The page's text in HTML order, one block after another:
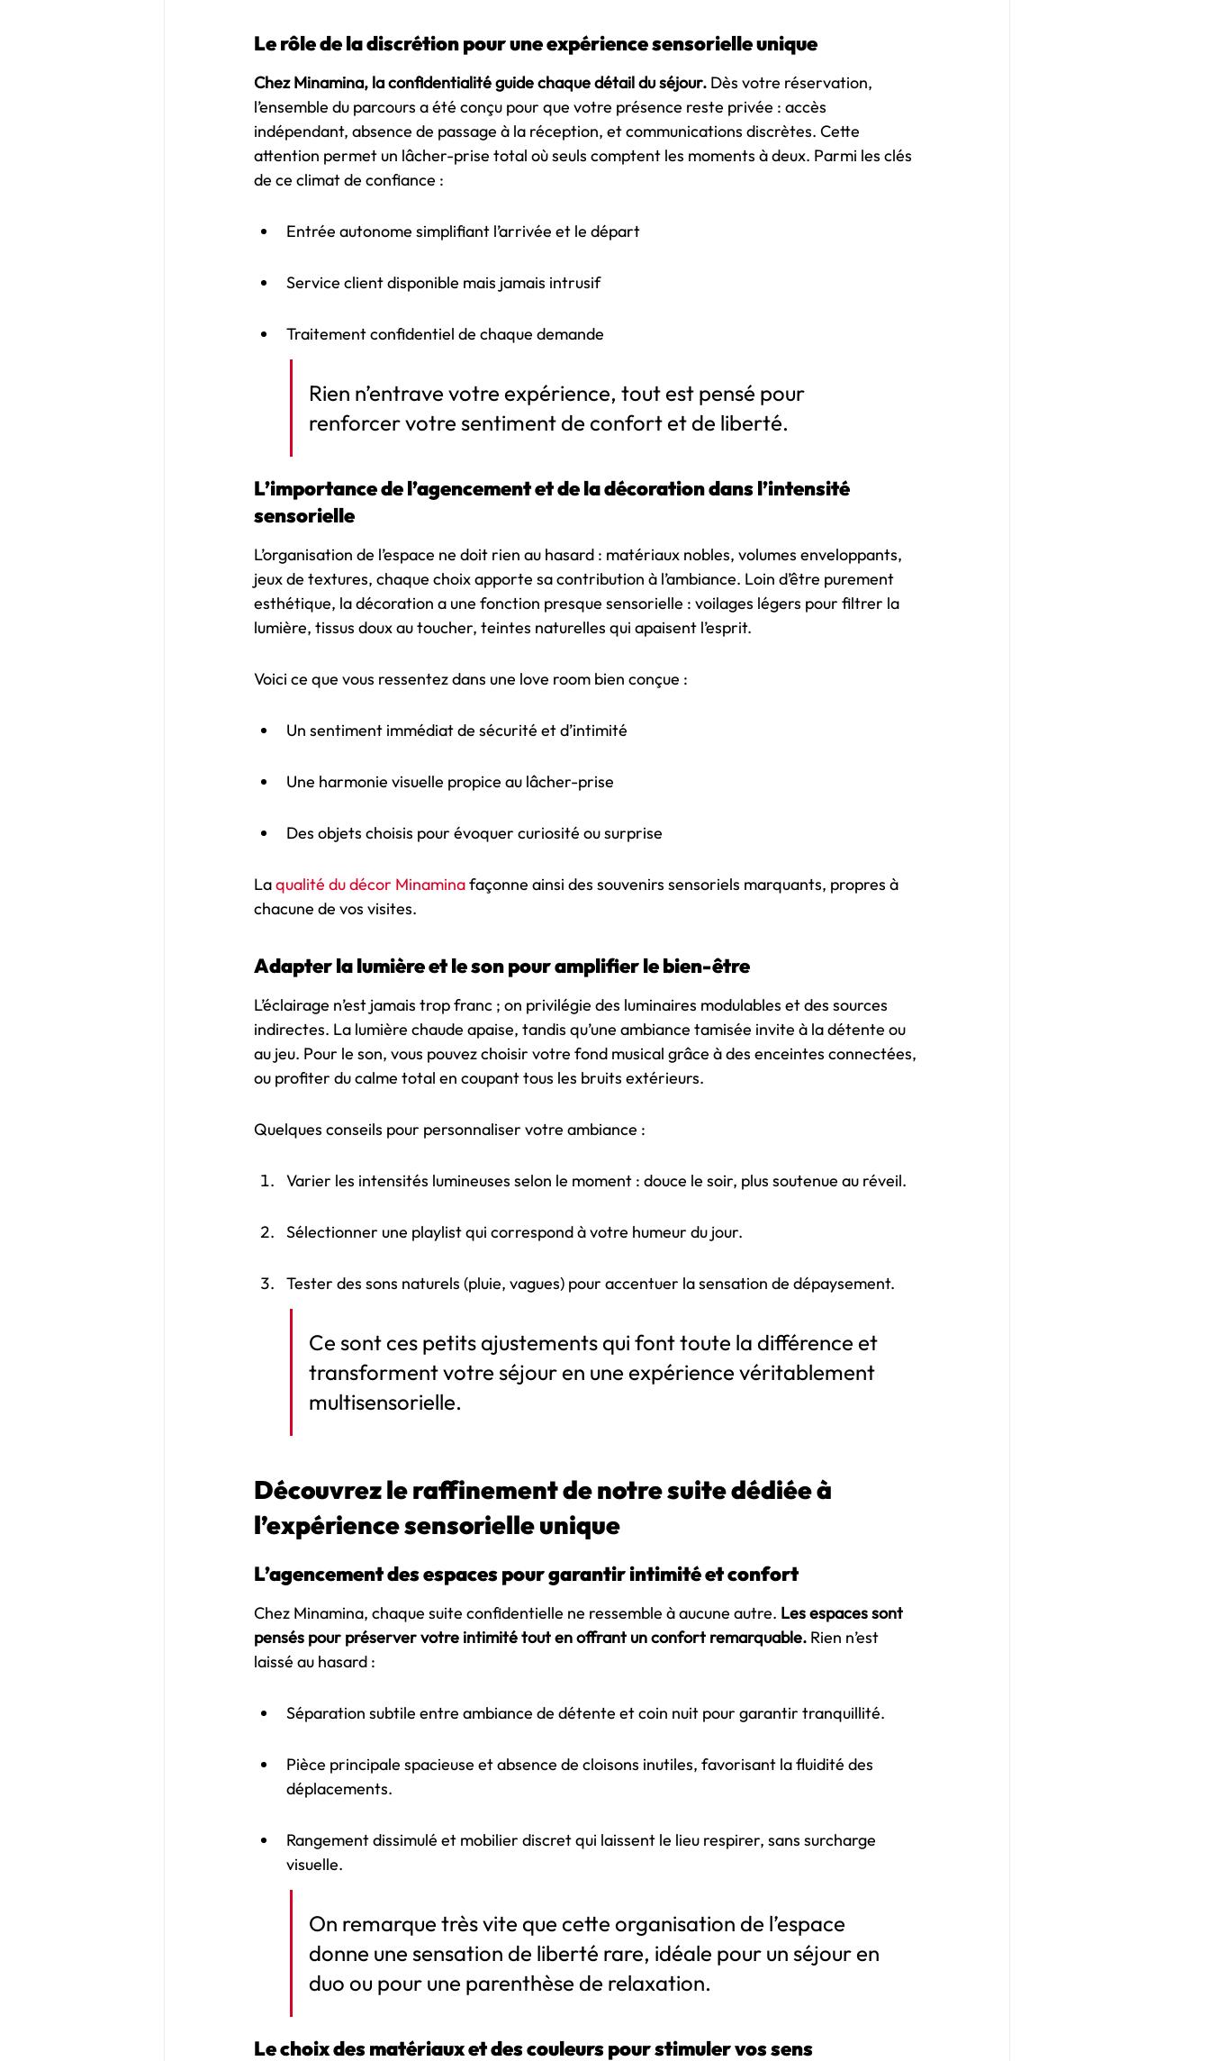
Le rôle de la discrétion pour une expérience sensorielle unique
Chez Minamina, la confidentialité guide chaque détail du séjour. Dès votre réservation,
l’ensemble du parcours a été conçu pour que votre présence reste privée : accès
indépendant, absence de passage à la réception, et communications discrètes. Cette
attention permet un lâcher-prise total où seuls comptent les moments à deux. Parmi les clés
de ce climat de confiance :
Entrée autonome simplifiant l’arrivée et le départ
Service client disponible mais jamais intrusif
Traitement confidentiel de chaque demande
Rien n’entrave votre expérience, tout est pensé pour
renforcer votre sentiment de confort et de liberté.
L’importance de l’agencement et de la décoration dans l’intensité
sensorielle
L’organisation de l’espace ne doit rien au hasard : matériaux nobles, volumes enveloppants,
jeux de textures, chaque choix apporte sa contribution à l’ambiance. Loin d’être purement
esthétique, la décoration a une fonction presque sensorielle : voilages légers pour filtrer la
lumière, tissus doux au toucher, teintes naturelles qui apaisent l’esprit.
Voici ce que vous ressentez dans une love room bien conçue :
Un sentiment immédiat de sécurité et d’intimité
Une harmonie visuelle propice au lâcher-prise
Des objets choisis pour évoquer curiosité ou surprise
La qualité du décor Minamina façonne ainsi des souvenirs sensoriels marquants, propres à
chacune de vos visites.
Adapter la lumière et le son pour amplifier le bien-être
L’éclairage n’est jamais trop franc ; on privilégie des luminaires modulables et des sources
indirectes. La lumière chaude apaise, tandis qu’une ambiance tamisée invite à la détente ou
au jeu. Pour le son, vous pouvez choisir votre fond musical grâce à des enceintes connectées,
ou profiter du calme total en coupant tous les bruits extérieurs.
Quelques conseils pour personnaliser votre ambiance :
Varier les intensités lumineuses selon le moment : douce le soir, plus soutenue au réveil.
Sélectionner une playlist qui correspond à votre humeur du jour.
Tester des sons naturels (pluie, vagues) pour accentuer la sensation de dépaysement.
Ce sont ces petits ajustements qui font toute la différence et
transforment votre séjour en une expérience véritablement
multisensorielle.
Découvrez le raffinement de notre suite dédiée à
l’expérience sensorielle unique
L’agencement des espaces pour garantir intimité et confort
Chez Minamina, chaque suite confidentielle ne ressemble à aucune autre. Les espaces sont
pensés pour préserver votre intimité tout en offrant un confort remarquable. Rien n’est
laissé au hasard :
Séparation subtile entre ambiance de détente et coin nuit pour garantir tranquillité.
Pièce principale spacieuse et absence de cloisons inutiles, favorisant la fluidité des
déplacements.
Rangement dissimulé et mobilier discret qui laissent le lieu respirer, sans surcharge
visuelle.
On remarque très vite que cette organisation de l’espace
donne une sensation de liberté rare, idéale pour un séjour en
duo ou pour une parenthèse de relaxation.
Le choix des matériaux et des couleurs pour stimuler vos sens